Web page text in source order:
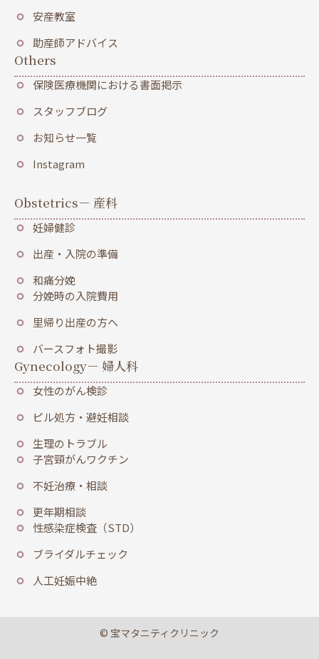
安産教室
助産師アドバイス
Others
保険医療機関における書面掲示
スタッフブログ
お知らせ一覧
Instagram
Obstetrics－ 産科
妊婦健診
出産・入院の準備
和痛分娩
分娩時の入院費用
里帰り出産の方へ
バースフォト撮影
Gynecology－ 婦人科
女性のがん検診
ピル処方・避妊相談
生理のトラブル
子宮頸がんワクチン
不妊治療・相談
更年期相談
性感染症検査（STD）
ブライダルチェック
人工妊娠中絶
© 宝マタニティクリニック